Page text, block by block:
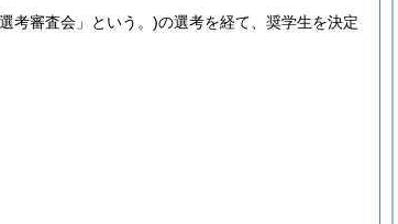
考審査会」という。)の選考を経て、奨学生を決定